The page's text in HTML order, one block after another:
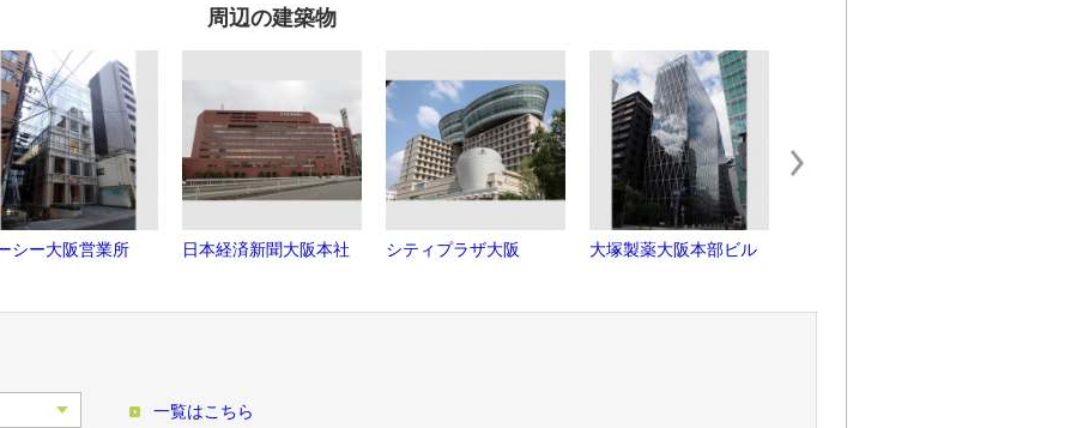
周辺の建築物
シー大阪営業所 日本経済新聞大阪本社 シティプラザ大阪 大塚製薬大阪本部ビル
一覧はこちら